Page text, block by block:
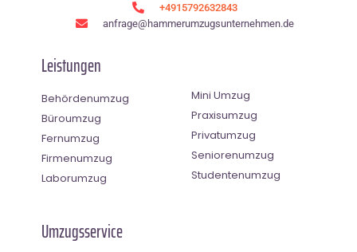
+4915792632843
anfrage@hammerumzugsunternehmen.de
Leistungen
Behördenumzug
Büroumzug
Fernumzug
Firmenumzug
Laborumzug
Mini Umzug
Praxisumzug
Privatumzug
Seniorenumzug
Studentenumzug
Umzugsservice